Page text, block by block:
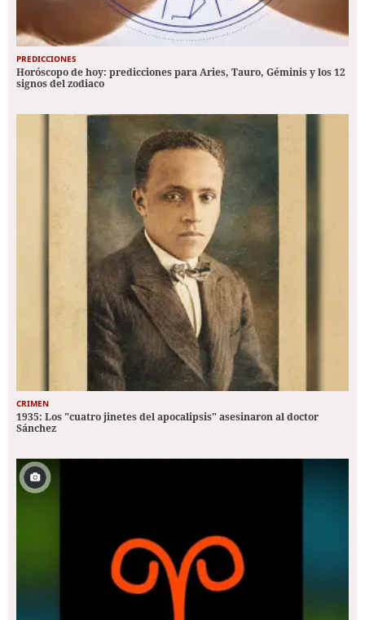
PREDICCIONES
Horóscopo de hoy: predicciones para Aries, Tauro, Géminis y los 12
signos del zodiaco
CRIMEN
1935: Los "cuatro jinetes del apocalipsis" asesinaron al doctor
Sánchez